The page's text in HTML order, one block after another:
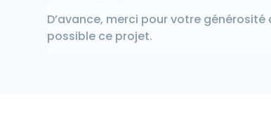
D’avance, merci pour votre
possible ce projet.